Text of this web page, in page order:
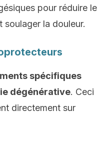
pour réduire le
la douleur.
spécifiques
dégénérative. Ceci
directement sur